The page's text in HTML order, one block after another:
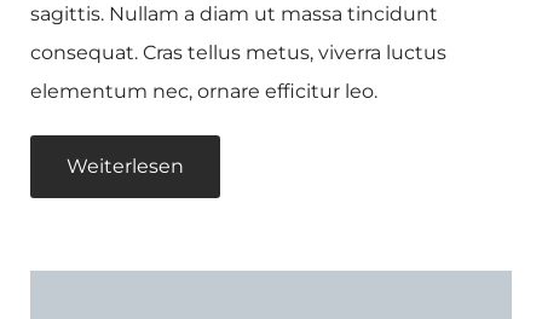
sagittis. Nullam a diam ut massa tincidunt
consequat. Cras tellus metus, viverra luctus
elementum nec, ornare efficitur leo.
Weiterlesen